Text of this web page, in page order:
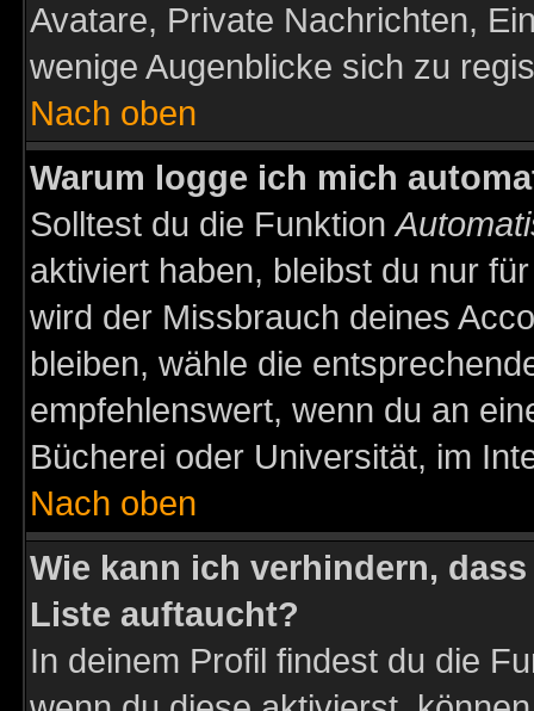
Avatare, Private Nachrichten,
wenige Augenblicke sich zu
Nach oben
Warum logge ich mich
Solltest du die Funktion
aktiviert haben, bleibst du nur
wird der Missbrauch deines
bleiben, wähle die
empfehlenswert, wenn du an
Bücherei oder Universität, im
Nach oben
Wie kann ich verhindern,
Liste auftaucht?
In deinem Profil findest du die